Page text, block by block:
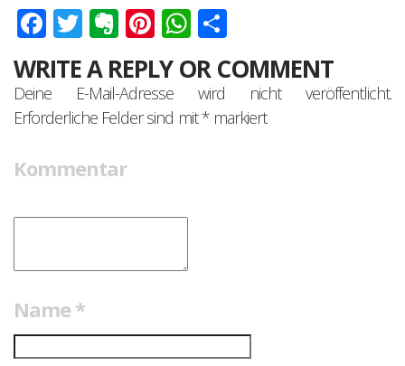
Facebook
Twitter
Evernote
Pinterest
WhatsApp
WRITE A REPLY OR COMMENT
Deine E-Mail-Adresse wird nicht veröffentlicht.
Erforderliche Felder sind mit*markiert
Kommentar
Name *